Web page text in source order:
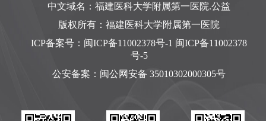
中文域名：福建医科大学附属第一医院.公益
版权所有：福建医科大学附属第一医院
ICP备案号： 闽ICP备11002378号-1 闽ICP备11002378
号-5
公安备案： 闽公网安备 35010302000305号